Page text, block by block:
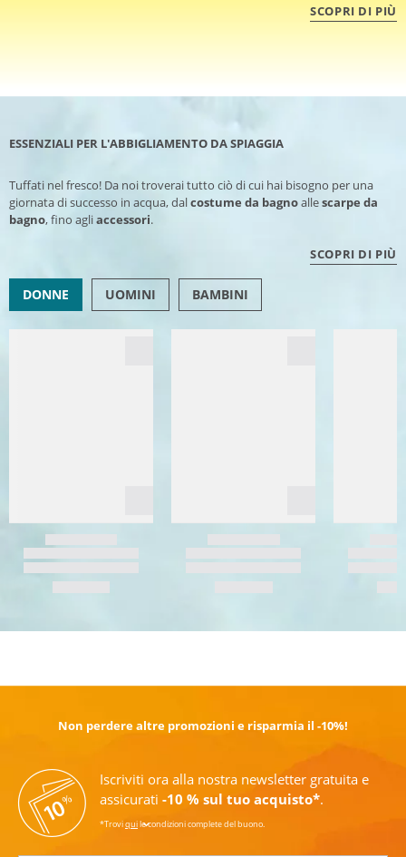
SCOPRI DI PIÙ
ESSENZIALI PER L'ABBIGLIAMENTO DA SPIAGGIA
Tuffati nel fresco! Da noi troverai tutto ciò di cui hai bisogno per una
giornata di successo in acqua, dalcostume da bagnoallescarpe da
bagno, fino agliaccessori.
SCOPRI DI PIÙ
DONNE UOMINI BAMBINI
Non perdere altre promozioni e risparmia il -10%!
Iscriviti ora alla nostra newsletter gratuita e
assicurati -10 % sul tuo acquisto*.
*Troviquile condizioni complete del buono.